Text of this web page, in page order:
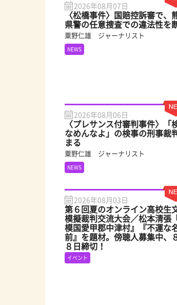
2026年08月07日
〈松橋事件〉国賠控訴審で、
県警の任意捜査での違法性を
粟野仁雄 ジャーナリスト
NEWS
2026年08月06日
〈プレサンス付審判事件〉「
なめんなよ」の検事の刑事裁
まる
粟野仁雄 ジャーナリスト
NEWS
2026年08月03日
第６回夏のオンライン高校生
模擬裁判交流大会／松本清張
模国愛甲郡中津村』『不運な
前』を題材。傍聴人募集中、
８日締切！
イベント